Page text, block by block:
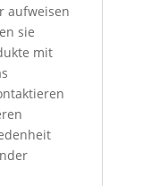
aufweisen
sie
mit